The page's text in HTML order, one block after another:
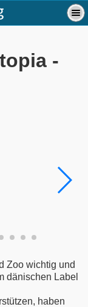
-
Zoo wichtig und
dänischen Label
haben